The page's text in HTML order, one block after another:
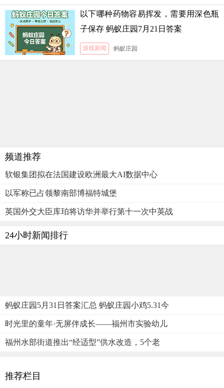
以下哪种药物容易挥发，需要用深色瓶
子保存 蚂蚁庄园7月21日答案
游戏新闻 蚂蚁庄园
频道推荐
软银集团拟在法国建设欧洲最大AI数据中心
以军称已占领黎南部博福特城堡
英国外交大臣库珀将访华并举行第十一次中英战
24小时新闻排行
蚂蚁庄园5月31日答案汇总 蚂蚁庄园小鸡5.31今
时光里的童年·无屏伴成长——福州市实验幼儿
福州水部街道推出“经适型”供水改造，5个老
推荐栏目